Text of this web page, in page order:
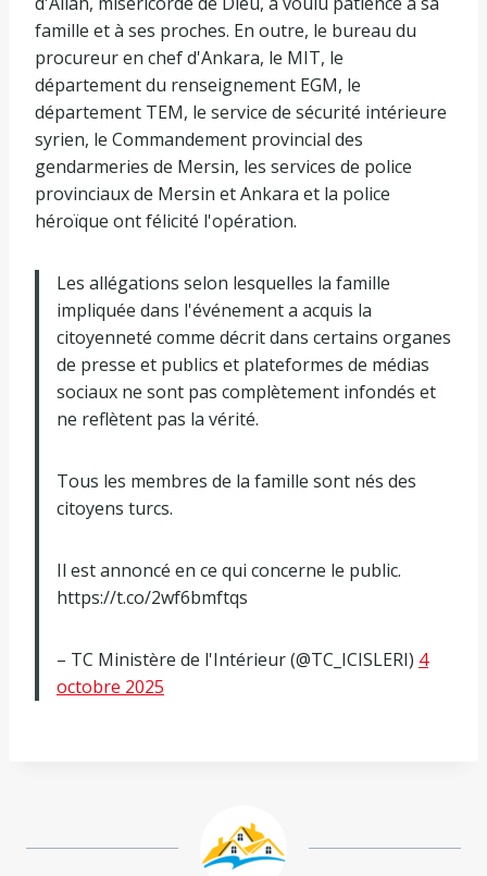
famille et à ses proches. En outre, le bureau du
procureur en chef d'Ankara, le MIT, le
département du renseignement EGM, le
département TEM, le service de sécurité intérieure
syrien, le Commandement provincial des
gendarmeries de Mersin, les services de police
provinciaux de Mersin et Ankara et la police
héroïque ont félicité l'opération.
Les allégations selon lesquelles la famille
impliquée dans l'événement a acquis la
citoyenneté comme décrit dans certains organes
de presse et publics et plateformes de médias
sociaux ne sont pas complètement infondés et
ne reflètent pas la vérité.
Tous les membres de la famille sont nés des
citoyens turcs.
Il est annoncé en ce qui concerne le public.
https://t.co/2wf6bmftqs
– TC Ministère de l'Intérieur (@TC_ICISLERI) 4
octobre 2025